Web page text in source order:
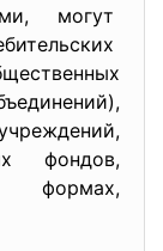
могут
фондов,